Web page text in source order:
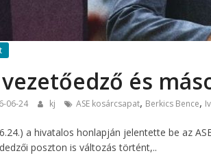
és
06-24 kj ASE kosárcsapat, Berkics Bence,
a hivatalos honlapján jelentette be az
poszton is változás történt,..